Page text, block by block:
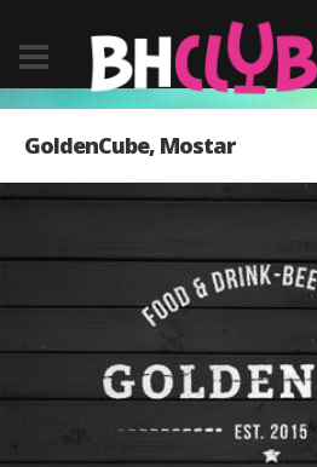
GoldenCube, Mostar